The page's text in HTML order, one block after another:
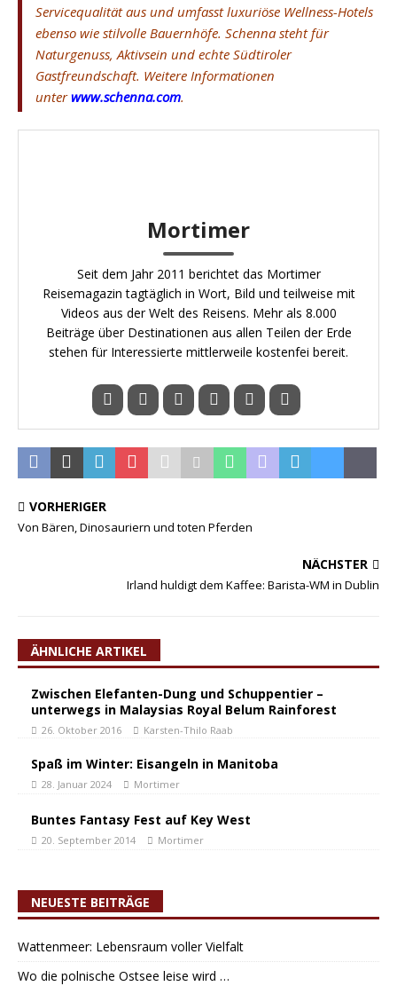
Servicequalität aus und umfasst luxuriöse Wellness-Hotels
ebenso wie stilvolle Bauernhöfe. Schenna steht für
Naturgenuss, Aktivsein und echte Südtiroler
Gastfreundschaft. Weitere Informationen
unterwww.schenna.com.
Mortimer
Seit dem Jahr 2011 berichtet das Mortimer
Reisemagazin tagtäglich in Wort, Bild und teilweise mit
Videos aus der Welt des Reisens. Mehr als 8.000
Beiträge über Destinationen aus allen Teilen der Erde
stehen für Interessierte mittlerweile kostenfei bereit.
VORHERIGER
Von Bären, Dinosauriern und toten Pferden
NÄCHSTER
Irland huldigt dem Kaffee: Barista-WM in Dublin
ÄHNLICHE ARTIKEL
Zwischen Elefanten-Dung und Schuppentier –
unterwegs in Malaysias Royal Belum Rainforest
26. Oktober 2016 Karsten-Thilo Raab
Spaß im Winter: Eisangeln in Manitoba
28. Januar 2024 Mortimer
Buntes Fantasy Fest auf Key West
20. September 2014 Mortimer
NEUESTE BEITRÄGE
Wattenmeer: Lebensraum voller Vielfalt
Wo die polnische Ostsee leise wird …